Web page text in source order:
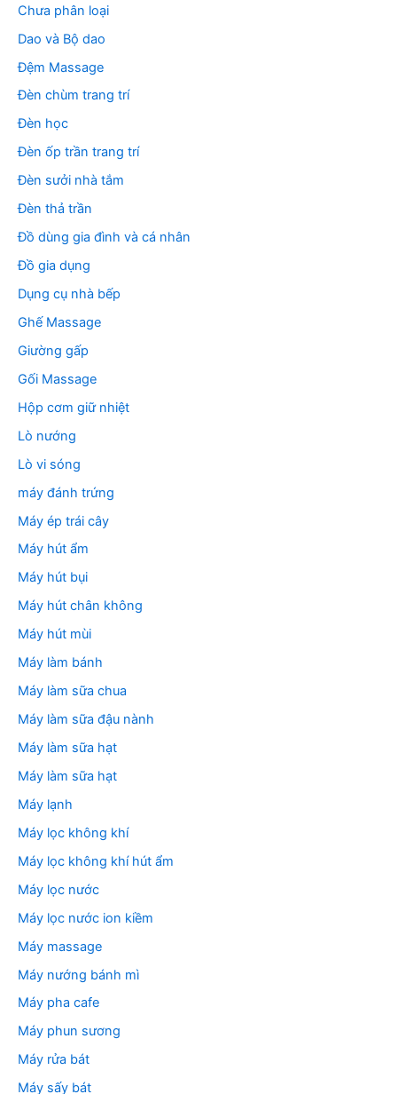
Chưa phân loại
Dao và Bộ dao
Đệm Massage
Đèn chùm trang trí
Đèn học
Đèn ốp trần trang trí
Đèn sưởi nhà tắm
Đèn thả trần
Đồ dùng gia đình và cá nhân
Đồ gia dụng
Dụng cụ nhà bếp
Ghế Massage
Giường gấp
Gối Massage
Hộp cơm giữ nhiệt
Lò nướng
Lò vi sóng
máy đánh trứng
Máy ép trái cây
Máy hút ẩm
Máy hút bụi
Máy hút chân không
Máy hút mùi
Máy làm bánh
Máy làm sữa chua
Máy làm sữa đậu nành
Máy làm sữa hạt
Máy làm sữa hạt
Máy lạnh
Máy lọc không khí
Máy lọc không khí hút ẩm
Máy lọc nước
Máy lọc nước ion kiềm
Máy massage
Máy nướng bánh mì
Máy pha cafe
Máy phun sương
Máy rửa bát
Máy sấy bát